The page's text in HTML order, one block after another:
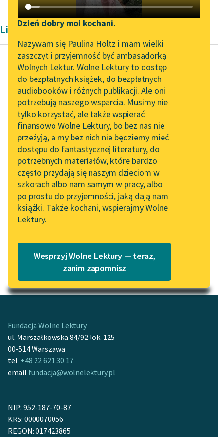
Katalog DAISY
Podkasty o książkach
Zgłoś brak utworu
Aktualności
„Prokurator Alicja Horn”
do słuchania
Byliśmy częścią AI Impact
Lab
Zapraszamy na spotkanie
online z tłumaczkami
literatury skandynawskiej
Spotkanie z Katarzyną
Tunkiel w Oslo
102. lata temu zmarł
Joseph Conrad
Lektury szkolne i klasyka
literatury do słuchania dla
uczennic i uczniów z
E-kolekcja lektur
szkolnych i literatury do
słuchania dla uczennic i
uczniów z
niepełnosprawnościami
skandynawskiej literatury
feministycznej
Narzędzia
Mapa Wolnych Lektur
Leśmianator
Przewodnik dla piszących i
czytających
API
OAI-PMH
Widget Wolnych Lektur
Przypisy
Katalog w formacie PDF
Dzień dobry moi kochani.
Nazywam się Paulina Holtz i mam wielki
zaszczyt i przyjemność być ambasadorką
Wolnych Lektur. Wolne Lektury to dostęp
do bezpłatnych książek, do bezpłatnych
audiobooków i różnych publikacji. Ale oni
potrzebują naszego wsparcia. Musimy nie
tylko korzystać, ale także wspierać
finansowo Wolne Lektury, bo bez nas nie
przeżyją, a my bez nich nie będziemy mieć
dostępu do fantastycznej literatury, do
potrzebnych materiałów, które bardzo
często przydają się naszym dzieciom w
szkołach albo nam samym w pracy, albo
po prostu do przyjemności, jaką dają nam
książki. Także kochani, wspierajmy Wolne
Lektury.
Wesprzyj Wolne Lektury — teraz,
zanim zapomnisz
Liryka Antoniego Malczewskiego
Antoni Malczewski
Maria. Powieść
ukraińska
To jeszcze jest na
drodze, gdzie nią
wicher miota,
W ciężkich kajdanach
ziemi dla nieba...
Czytaj więcej
Motyw: Niebo
Fundacja Wolne Lektury
ul. Marszałkowska 84/92 lok. 125
00-514 Warszawa
tel. +48 22 621 30 17
email fundacja@wolnelektury.pl
NIP: 952-187-70-87
KRS: 0000070056
REGON: 017423865